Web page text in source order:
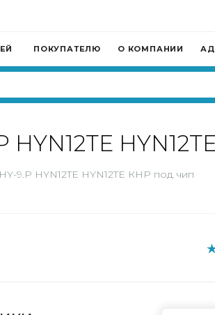
ПОКУПАТЕЛЮ О КОМПАНИИ
HYN12TE
9.P HYN12TE HYN12TE КНР под чип